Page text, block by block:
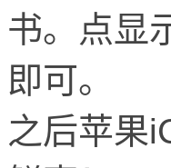
书。点显
即可。
之后苹果